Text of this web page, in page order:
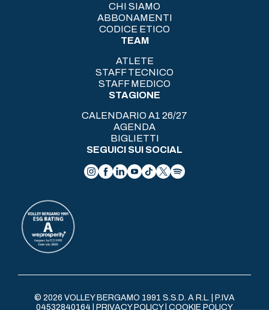
CHI SIAMO
ABBONAMENTI
CODICE ETICO
TEAM
ATLETE
STAFF TECNICO
STAFF MEDICO
STAGIONE
CALENDARIO A1 26/27
AGENDA
BIGLIETTI
SEGUICI SUI SOCIAL
© 2026 VOLLEY BERGAMO 1991 S.S.D. A R.L. | P.IVA
04532840164 | PRIVACY POLICY| COOKIE POLICY